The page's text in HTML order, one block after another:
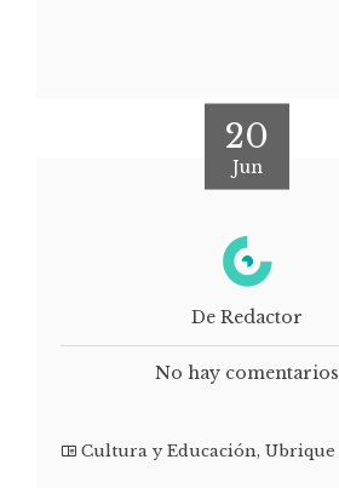
20
Jun
De Redactor
No hay comentarios
Cultura y Educación, Ubrique